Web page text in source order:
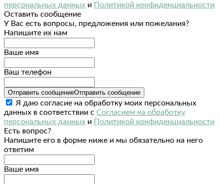
персональных данных и Политикой конфиденциальности
Оставить сообщение
У Вас есть вопросы, предложения или пожелания?
Напишите их нам
Ваше имя
Ваш телефон
Отправить сообщениеОтправить сообщение
Я даю согласие на обработку моих персональных
данных в соответствии с Согласием на обработку
персональных данных и Политикой конфиденциальности
Есть вопрос?
Напишите его в форме ниже и мы обязательно на него
ответим
Ваше имя